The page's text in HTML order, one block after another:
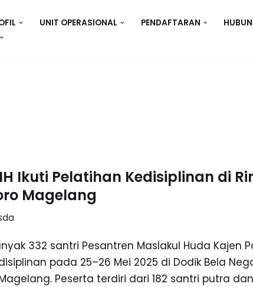
UNIT OPERASIONAL PENDAFTARAN
Ikuti Pelatihan Kedisiplinan di
Magelang
332 santri Pesantren Maslakul Huda Kajen
pada 25–26 Mei 2025 di Dodik Bela
Peserta terdiri dari 182 santri putra